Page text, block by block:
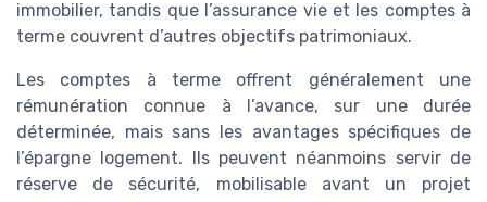
immobilier, tandis que l’assurance vie et les comptes à
terme couvrent d’autres objectifs patrimoniaux.
Les comptes à terme offrent généralement une
rémunération connue à l’avance, sur une durée
déterminée, mais sans les avantages spécifiques de
l’épargne logement. Ils peuvent néanmoins servir de
réserve de sécurité, mobilisable avant un projet